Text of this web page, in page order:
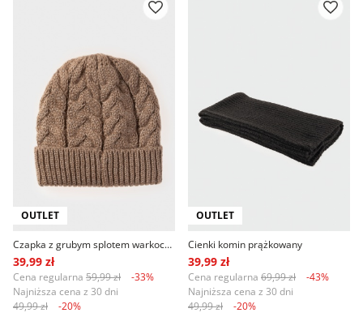
OUTLET
Czapka z grubym splotem warkoczowym
39,99 zł
Cena regularna 59,99 zł
-33%
Najniższa cena z 30 dni
49,99 zł
-20%
OUTLET
Cienki komin prążkowany
39,99 zł
Cena regularna 69,99 zł
-43%
Najniższa cena z 30 dni
49,99 zł
-20%